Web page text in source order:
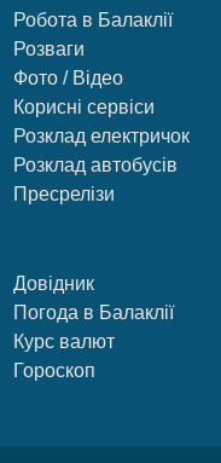
Робота в Балаклії
Розваги
Фото / Відео
Корисні сервіси
Розклад електричок
Розклад автобусів
Пресрелізи
Довідник
Погода в Балаклії
Курс валют
Гороскоп